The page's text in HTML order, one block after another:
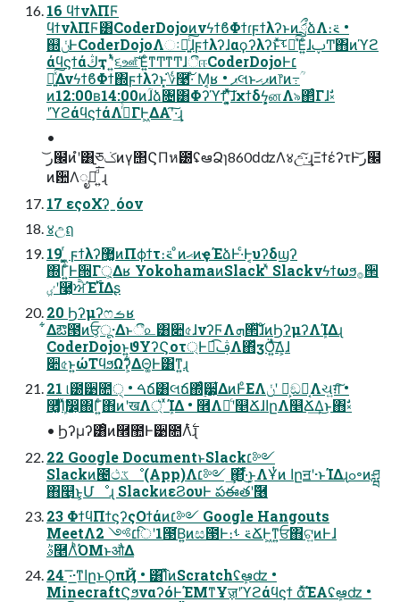
16 ϥϯνλΠϜ
ϥϯνλΠϜ͸CoderDojoͷνϟϯϐΦϯɾϝϯλʔͱͷަྲྀձΛ։࠵ •
஍ݩͰCoderDojoΛઃཱ͍ͨ͠ɺϝϯλʔɺαϙʔλʔͱͯ͠ࢀՃͯ͠Έ͍ͨɺࢠͲ΋ͷϓϩ
άϥϛϯάڭҭ ʹ͍ͭͯ૬ஊͯ͠Έ͍ͨͳͲͳͲɺීஈCoderDojoͰ׆
ಈ͍ͯ͠ΔνϟϯϐΦϯ΍ϝϯλʔͱ؇͓͘࿩͠·ͤ Μ͔ʁ • ޕલͱޕޙͷ෦ͷ߹ؒ
ͷ12:00ʙ14:00ͷؒɺձ৔͸Φʔϓϯʹ͓͍ͯͯ͠ɺχϯδϟ͕͓னΛ৯΂ͨΓɺࣗ༝
ʹϓϩάϥϛϯάΛߦͬͨΓͰ͖ΔΑ͏ʹ͠·͢ɻ
•
ͷ਺Λೖྗͩ͘͞ ͍ɻ
17 εςοΧʔˍόον
४උฤ
19 ͖͔͚ͬ ϝϯλʔ޲͚ͷΠϕϯτ։࠵ ͦͷޙͷҿΈձͰ·ͨͰ͔υʔδϣʔ
΍Γ͍ͨͰ੝Γ্͕Δʁ YokohamaͷSlackʹͯ Slackνϟϯωϧ࡞੒
ٸܹʹ࿩͕ਐΈ࢝ΊΔʂ
20 Ϧʔμʔෆࡏʁ
͋Δఔ౓ͷਓ͕ू·Δͱී௨͸૊৫ɺνʔϜΛܗ੒ͯ͠ɺͦͷϦʔμʔΛܾΊΔɻ
CoderDojoͱ͍͏ϑΥʔϚοτ্Ͱಉ͡ࢤΛ΋ͬͯӡӦ͍ͯ͠Δ͕ɺ
૊৫ͱ͍͏ώΤϥϧΩʔ͕͋ΔΘ͚Ͱ͸ͳ͍ɻ
21 ୲౰੹೚੍ • ࠓճ͸લճ΍࣮ͬͨ੷͕͋ΔͷͰͦΕΛݩʹ Կ͕ඞཁ͔Λચ͍ग़͠ •
࿮͚ܾͩΊͯࣗ෼͕΍Γ͍ͨ΋ͷʹखΛ্͛ ܾͯΊΔ • ࿮Λ৽ͨʹ௥ՃɺاըΛ௥Ճ͢Δ͜ͱ΋ࣗ༝
• Ϧʔμʔ͸ͦͷ࿮಺Ͱ੹೚Λ࣋ͭɻ
22 Google DocumentͱSlack׆༻
Slackͷ౤ථػೳ(App)Λ׆༻ ͢΂ܾͯ·ͬͨ͜ͱΛҰͭͷ اըॻʹ·ͱΊΔɻߋ৽ͷཤྺ
΋௥͏͜ͱ͕Մೳɻ SlackͷεϨουͰ పఈతʹٞ࿦
23 ΦϯϥΠϯϛʔςΟϯάͷ׆༻ Google Hangouts
MeetΛ׆༻ 2िʹ1౓͘Β͍ͷස౓Ͱ։࠵ ࢀՃͰ͖ͳ͍ਓ΋ଟ͍ͷͰɺ
ٞࣄ࿥ΛͪΌΜͱऔΔ
24 ͞·͟·ͳاըͱϘπҊ • ͸͡ΊͯͷScratchʢܾఆʣ •
MinecraftϚϧναʔόͰΈΜͳҰॹʹϓϩάϥϛϯ άͯ͠ΈΑ͏ʢܾఆʣ •